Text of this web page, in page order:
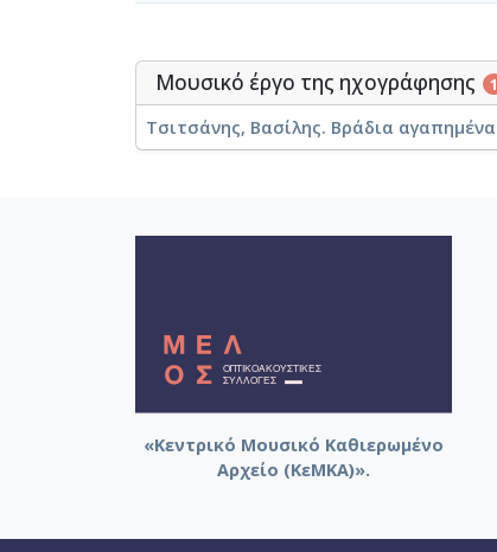
Μουσικό έργο της ηχογράφησης 1
Τσιτσάνης, Βασίλης. Βράδια αγαπημένα
«Κεντρικό Μουσικό Καθιερωμένο
Αρχείο (ΚεΜΚΑ)».